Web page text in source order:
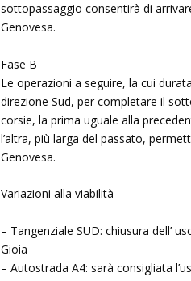
sottopassaggio consentirà di
Genovesa.
Fase B
Le operazioni a seguire, la cui
direzione Sud, per completare il
corsie, la prima uguale alla
l’altra, più larga del passato,
Genovesa.
Variazioni alla viabilità
– Tangenziale SUD: chiusura dell’
Gioia
– Autostrada A4: sarà consigliata